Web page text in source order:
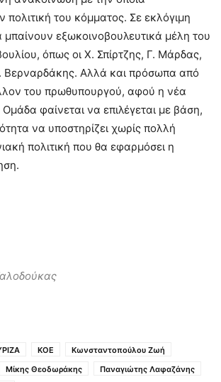
πολιτική του κόμματος. Σε εκλόγιμη
μπαίνουν εξωκοινοβουλευτικά μέλη του
όπως οι Χ. Σπίρτζης, Γ. Μάρδας,
Αλλά και πρόσωπα από
του πρωθυπουργού, αφού η νέα
Ομάδα φαίνεται να επιλέγεται με βάση,
να υποστηρίζει χωρίς πολλή
πολιτική που θα εφαρμόσει η
ΚΟΕ
Κωνσταντοπούλου Ζωή
Μίκης Θεοδωράκης
Παναγιώτης Λαφαζάνης